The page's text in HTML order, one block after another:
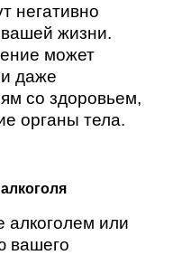
негативно
вашей жизни.
может
даже
со здоровьем,
органы тела.
алкоголем или
вашего